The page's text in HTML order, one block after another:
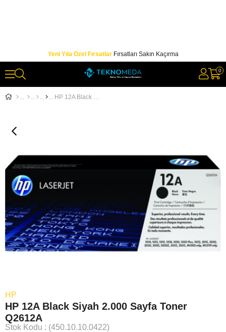
Yeni Yıla Özel FırsatlarFırsatları Sakın Kaçırma
0
HP 12A Black Siyah 2.000 Sayfa Toner Q2612A
HP
HP 12A Black Siyah 2.000 Sayfa Toner
Q2612A
Stok Kodu (450.10.10.0422)